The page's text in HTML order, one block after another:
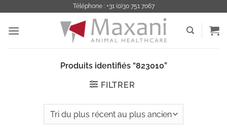
contenu
Téléphone : +31 (0)30 751 7067
Produits identifiés “823010”
FILTRER